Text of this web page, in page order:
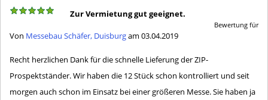
Zur Vermietung gut geeignet.
Bewertung für
Von Messebau Schäfer, Duisburgam 03.04.2019
Recht herzlichen Dank für die schnelle Lieferung der ZIP-
Prospektständer. Wir haben die 12 Stück schon kontrolliert und seit
morgen auch schon im Einsatz bei einer größeren Messe. Sie haben ja